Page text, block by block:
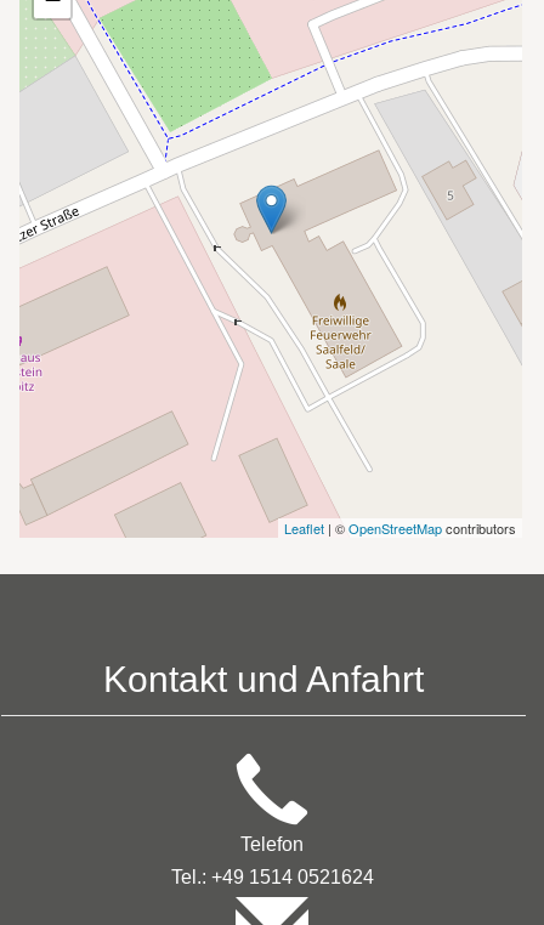
Leaflet | ©OpenStreetMapcontributors
Kontakt und Anfahrt
Telefon
Tel.: +49 1514 0521624